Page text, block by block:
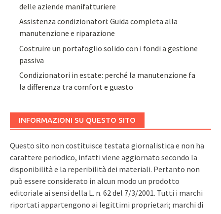
delle aziende manifatturiere
Assistenza condizionatori: Guida completa alla
manutenzione e riparazione
Costruire un portafoglio solido con i fondi a gestione
passiva
Condizionatori in estate: perché la manutenzione fa
la differenza tra comfort e guasto
INFORMAZIONI SU QUESTO SITO
Questo sito non costituisce testata giornalistica e non ha
carattere periodico, infatti viene aggiornato secondo la
disponibilità e la reperibilità dei materiali. Pertanto non
può essere considerato in alcun modo un prodotto
editoriale ai sensi della L. n. 62 del 7/3/2001. Tutti i marchi
riportati appartengono ai legittimi proprietari; marchi di